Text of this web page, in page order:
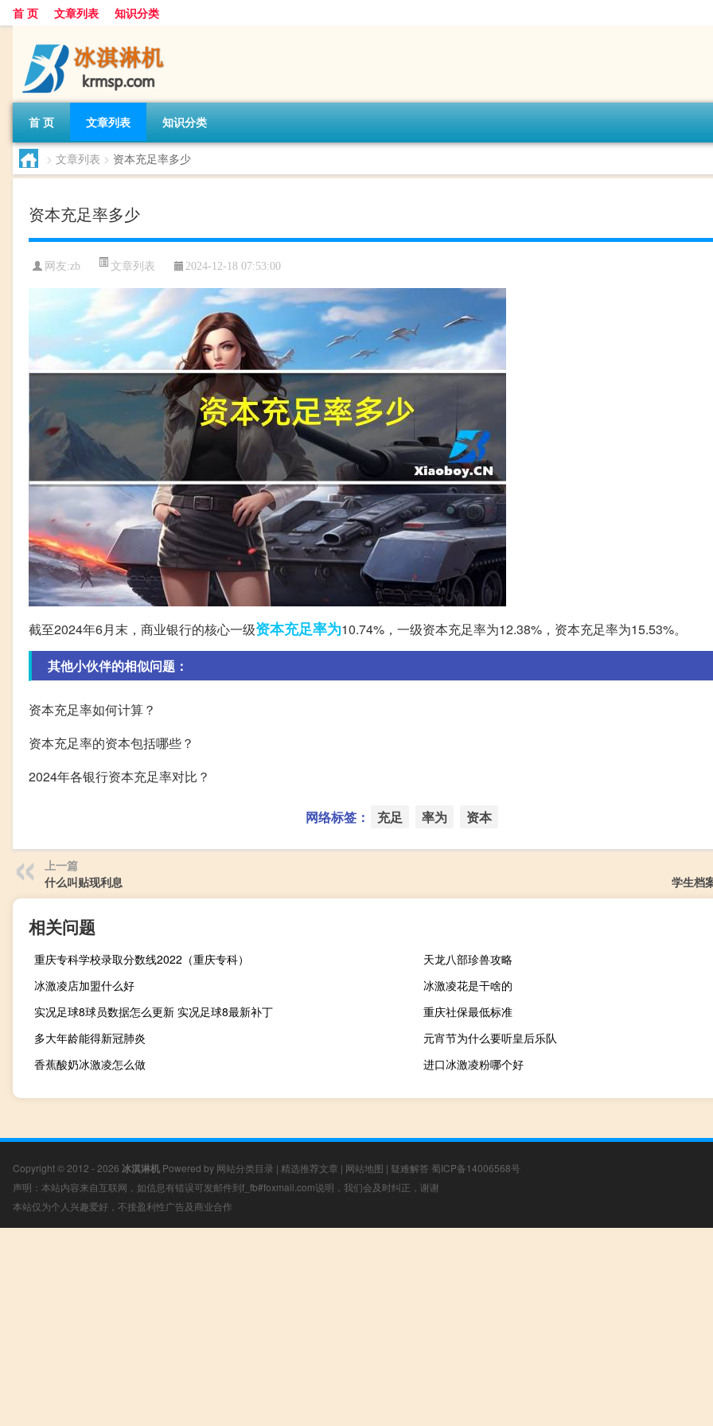
首 页 文章列表 知识分类
首 页 文章列表 知识分类
> 文章列表 > 资本充足率多少
资本充足率多少
网友:zb 文章列表 2024-12-18 07:53:00
截至2024年6月末，商业银行的核心一级资本充足率为10.74%，一级资本充足率为12.38%，资本充足率为15.53%。
其他小伙伴的相似问题：
资本充足率如何计算？
资本充足率的资本包括哪些？
2024年各银行资本充足率对比？
网络标签： 充足 率为 资本
上一篇
什么叫贴现利息
学生档
相关问题
重庆专科学校录取分数线2022（重庆专科）
天龙八部珍兽攻略
冰激凌店加盟什么好
冰激凌花是干啥的
实况足球8球员数据怎么更新 实况足球8最新补丁
重庆社保最低标准
多大年龄能得新冠肺炎
元宵节为什么要听皇后乐队
香蕉酸奶冰激凌怎么做
进口冰激凌粉哪个好
Copyright © 2012 - 2026 冰淇淋机 Powered by 网站分类目录 | 精选推荐文章 | 网站地图 | 疑难解答 蜀ICP备14006568号
声明：本站内容来自互联网，如信息有错误可发邮件到f_fb#foxmail.com说明，我们会及时纠正，谢谢
本站仅为个人兴趣爱好，不接盈利性广告及商业合作